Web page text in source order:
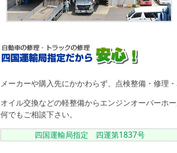
メーカーや購入先にかかわらず、点検整備・修理・
オイル交換などの軽整備からエンジンオーバーホ
何でもご相談下さい。
四国運輸局指定 四運第1837号